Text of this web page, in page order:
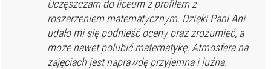
Uczęszczam do liceum z profilem z
roszerzeniem matematycznym. Dzięki Pani Ani
udało mi się podnieść oceny oraz zrozumieć, a
może nawet polubić matematykę. Atmosfera na
zajęciach jest naprawdę przyjemna i luźna.